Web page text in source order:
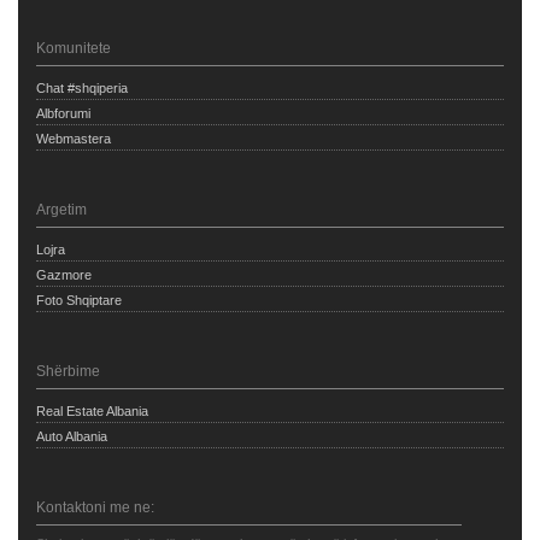
Komunitete
Chat #shqiperia
Albforumi
Webmastera
Argetim
Lojra
Gazmore
Foto Shqiptare
Shërbime
Real Estate Albania
Auto Albania
Kontaktoni me ne: